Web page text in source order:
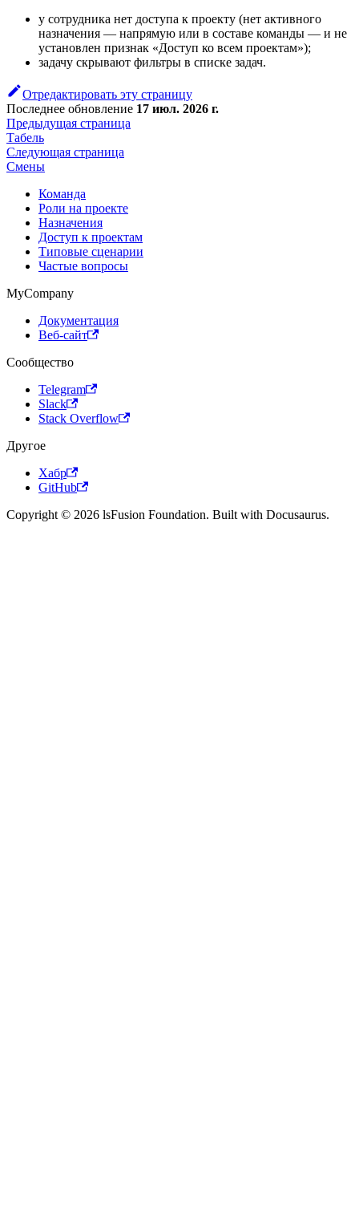
у сотрудника нет доступа к проекту (нет активного
назначения — напрямую или в составе команды — и не
установлен признак «Доступ ко всем проектам»);
задачу скрывают фильтры в списке задач.
Отредактировать эту страницу
Последнее обновление 17 июл. 2026 г.
Предыдущая страница
Табель
Следующая страница
Смены
Команда
Роли на проекте
Назначения
Доступ к проектам
Типовые сценарии
Частые вопросы
MyCompany
Документация
Веб-сайт
Сообщество
Telegram
Slack
Stack Overflow
Другое
Хабр
GitHub
Copyright © 2026 lsFusion Foundation. Built with Docusaurus.